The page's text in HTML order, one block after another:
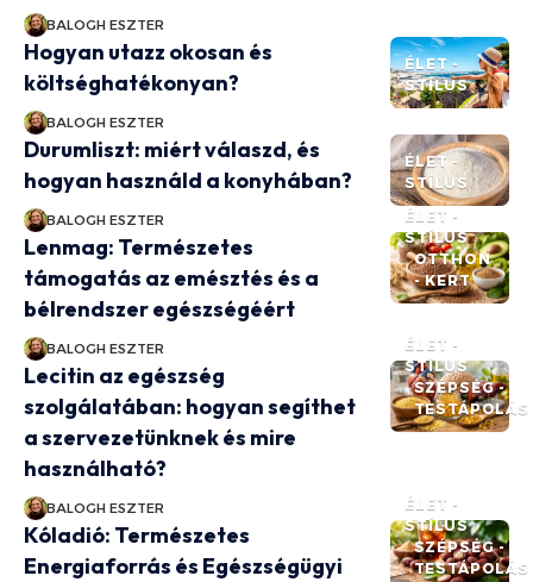
BALOGH ESZTER
ÉLET -
STÍLUS
Hogyan utazz okosan és
költséghatékonyan?
BALOGH ESZTER
ÉLET -
STÍLUS
Durumliszt: miért válaszd, és
hogyan használd a konyhában?
BALOGH ESZTER
ÉLET -
STÍLUS
OTTHON
- KERT
Lenmag: Természetes
támogatás az emésztés és a
bélrendszer egészségéért
BALOGH ESZTER
ÉLET -
STÍLUS
SZÉPSÉG -
TESTÁPOLÁS
Lecitin az egészség
szolgálatában: hogyan segíthet
a szervezetünknek és mire
használható?
BALOGH ESZTER
ÉLET -
STÍLUS
SZÉPSÉG -
TESTÁPOLÁS
Kóladió: Természetes
Energiaforrás és Egészségügyi